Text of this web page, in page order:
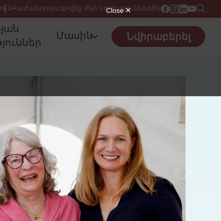
Բաժանորդագրվեք մեր նորություններին
Մասին Նվիրաբերել